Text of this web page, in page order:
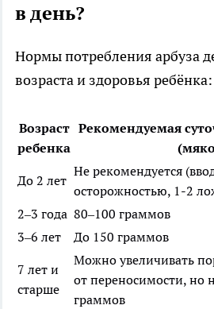
в день?
Нормы потребления арбуза
возраста и здоровья ребёнка:
Возраст
ребенка
Рекомендуемая
До 2 лет
Не рекомендуется
осторожностью, 1-2
2–3 года 80–100 граммов
3–6 лет
До 150 граммов
7 лет и
старше
Можно увеличивать
от переносимости, но
граммов